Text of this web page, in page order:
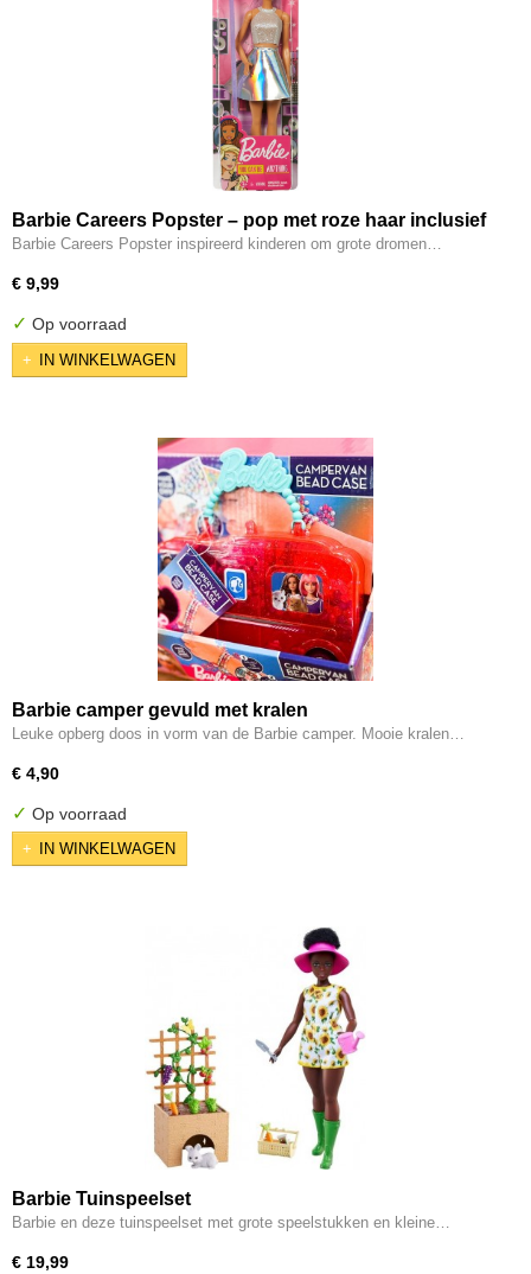
Barbie Careers Popster – pop met roze haar inclusief
microfoon
Barbie Careers Popster inspireerd kinderen om grote dromen…
€ 9,99
✓ Op voorraad
IN WINKELWAGEN
Barbie camper gevuld met kralen
Leuke opberg doos in vorm van de Barbie camper. Mooie kralen…
€ 4,90
✓ Op voorraad
IN WINKELWAGEN
Barbie Tuinspeelset
Barbie en deze tuinspeelset met grote speelstukken en kleine…
€ 19,99